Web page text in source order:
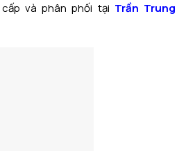
và phân phối tại Trần Trung